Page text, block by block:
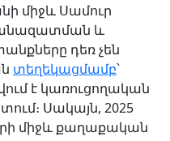
միջև Սամուր
և
դեռ չեն
տեղեկացմամբ՝
է կառուցողական
Սակայն, 2025
միջև քաղաքական